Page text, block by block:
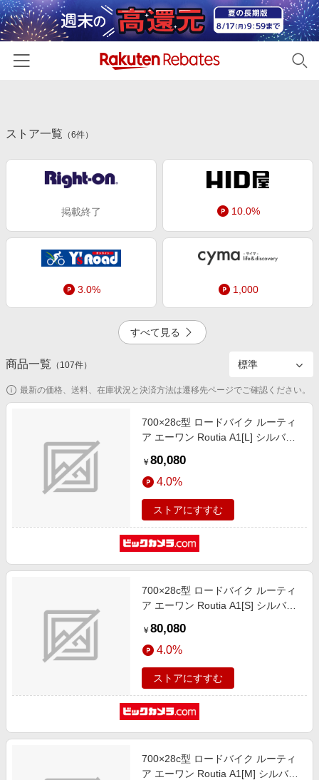
カテゴリー一覧
百貨店・総合ECモール
ファッション・インナー・小物
食品・スイーツ・お酒
日用品・キッチン用品
コスメ・健康・医薬品
ペット・花・DIY・車
生活・お役立ち
金融・マネー・保険
デジタルコンテンツ
初回購入者限定特典
対象ストア新規限定特典
新着ストアのご紹介
電子書籍特集
旅行特集
わくわく夏特集
とことん買い物チャレンジ
Apple公式サイト×楽天カード分割払い
Qoo10メガポ
Samsung ボーナスキャンペーン
友達紹介
楽天IDでログイン/会員登録
ストア一覧 （6件）
掲載終了 10.0%
3.0% 1,000
1.5% 1.5%
すべて見る
商品一覧 （ 107件）
最新の価格、送料、在庫状況と決済方法は遷移先ページでご確認ください。
700×28c型 ロードバイク ルーティ
ア エーワン Routia A1[L] シルバー×
（2×7）]
￥ 80,080
4.0%
ストアにすすむ
700×28c型 ロードバイク ルーティ
ア エーワン Routia A1[S] シルバー
（2×7）]
￥ 80,080
4.0%
ストアにすすむ
700×28c型 ロードバイク ルーティ
ア エーワン Routia A1[M] シルバー